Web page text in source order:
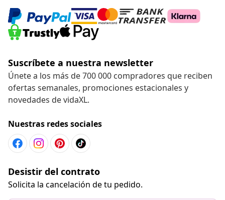
Suscríbete a nuestra newsletter
Únete a los más de 700 000 compradores que reciben
ofertas semanales, promociones estacionales y
novedades de vidaXL.
Nuestras redes sociales
Desistir del contrato
Solicita la cancelación de tu pedido.